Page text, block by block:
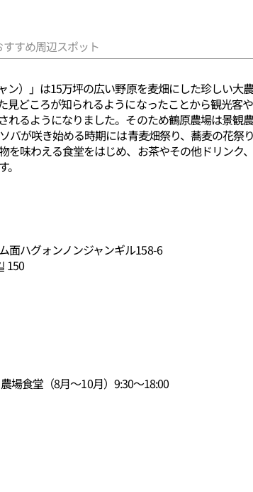
すすめ周辺スポット
ン）」は15万坪の広い野原を麦畑にした珍しい
見どころが知られるようになったことから観光客
れるようになりました。そのため鶴原農場は景
バが咲き始める時期には青麦畑祭り、蕎麦の花
を味わえる食堂をはじめ、お茶やその他ドリン
面ハグォンノンジャンギル158-6
150
場食堂（8月～10月）9:30～18:00